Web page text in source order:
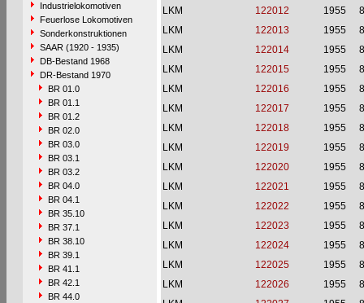
Industrielokomotiven
Feuerlose Lokomotiven
Sonderkonstruktionen
SAAR (1920 - 1935)
DB-Bestand 1968
DR-Bestand 1970
BR 01.0
BR 01.1
BR 01.2
BR 02.0
BR 03.0
BR 03.1
BR 03.2
BR 04.0
BR 04.1
BR 35.10
BR 37.1
BR 38.10
BR 39.1
BR 41.1
BR 42.1
BR 44.0
LKM
122012 1955
LKM
122013 1955
LKM
122014 1955
LKM
122015 1955
LKM
122016 1955
LKM
122017 1955
LKM
122018 1955
LKM
122019 1955
LKM
122020 1955
LKM
122021 1955
LKM
122022 1955
LKM
122023 1955
LKM
122024 1955
LKM
122025 1955
LKM
122026 1955